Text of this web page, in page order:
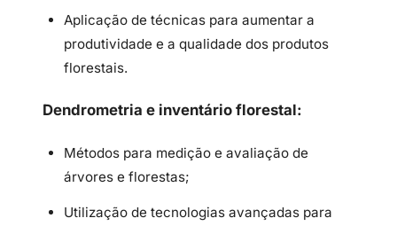
Aplicação de técnicas para aumentar a
produtividade e a qualidade dos produtos
florestais.
Dendrometria e inventário florestal:
Métodos para medição e avaliação de
árvores e florestas;
Utilização de tecnologias avançadas para